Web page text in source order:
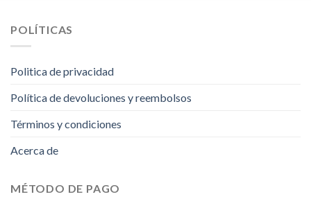
POLÍTICAS
Politica de privacidad
Política de devoluciones y reembolsos
Términos y condiciones
Acerca de
MÉTODO DE PAGO